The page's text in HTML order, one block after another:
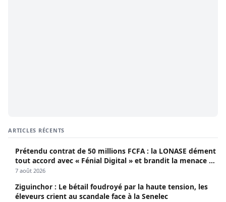
ARTICLES RÉCENTS
Prétendu contrat de 50 millions FCFA : la LONASE dément
tout accord avec « Fénial Digital » et brandit la menace de
poursuites
7 août 2026
Ziguinchor : Le bétail foudroyé par la haute tension, les
éleveurs crient au scandale face à la Senelec